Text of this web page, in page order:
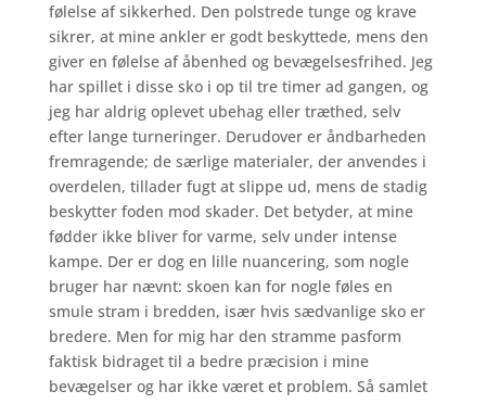
følelse af sikkerhed. Den polstrede tunge og krave
sikrer, at mine ankler er godt beskyttede, mens den
giver en følelse af åbenhed og bevægelsesfrihed. Jeg
har spillet i disse sko i op til tre timer ad gangen, og
jeg har aldrig oplevet ubehag eller træthed, selv
efter lange turneringer. Derudover er åndbarheden
fremragende; de særlige materialer, der anvendes i
overdelen, tillader fugt at slippe ud, mens de stadig
beskytter foden mod skader. Det betyder, at mine
fødder ikke bliver for varme, selv under intense
kampe. Der er dog en lille nuancering, som nogle
bruger har nævnt: skoen kan for nogle føles en
smule stram i bredden, især hvis sædvanlige sko er
bredere. Men for mig har den stramme pasform
faktisk bidraget til a bedre præcision i mine
bevægelser og har ikke været et problem. Så samlet